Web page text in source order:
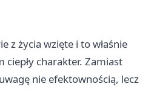
z życia wzięte i to właśnie
charakter. Zamiast
nie efektownością, lecz